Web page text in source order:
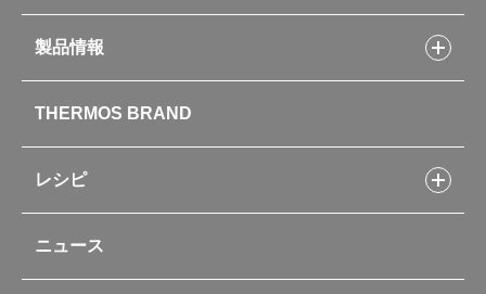
製品情報
水筒
お弁当
キッチン用品
ポット・アイスペール
コーヒーメーカー
THERMOS BRAND
レシピ
フライパンレシピ
シャトルシェフレシピ
ニュース